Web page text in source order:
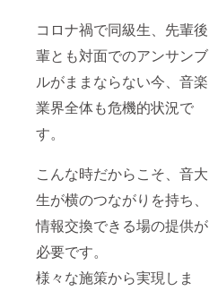
コロナ禍で同級生、先輩後
輩とも対面でのアンサンブ
ルがままならない今、音楽
業界全体も危機的状況で
す。
こんな時だからこそ、音大
生が横のつながりを持ち、
情報交換できる場の提供が
必要です。
様々な施策から実現しま